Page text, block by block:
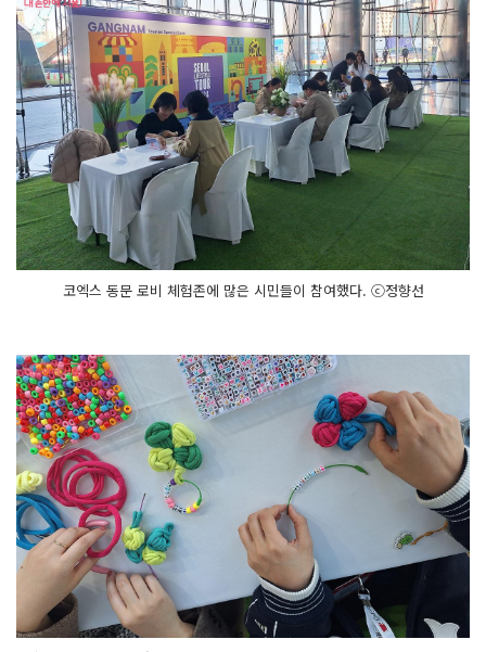
코엑스 동문 로비 체험존에 많은 시민들이 참여했다. ⓒ정향선